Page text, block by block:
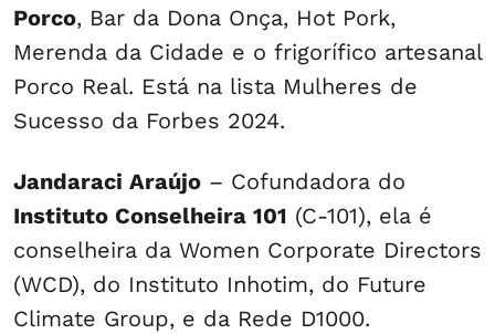
Porco, Bar da Dona Onça, Hot Pork,
Merenda da Cidade e o frigorífico artesanal
Porco Real. Está na lista Mulheres de
Sucesso da Forbes 2024.
Jandaraci Araújo – Cofundadora do
Instituto Conselheira 101 (C-101), ela é
conselheira da Women Corporate Directors
(WCD), do Instituto Inhotim, do Future
Climate Group, e da Rede D1000.